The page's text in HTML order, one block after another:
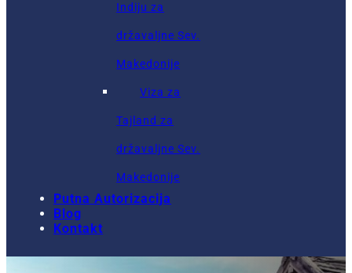
Indiju za
državaljne Sev.
Makedonije
Viza za
Tajland za
državaljne Sev.
Makedonije
Putna Autorizacija
Blog
Kontakt